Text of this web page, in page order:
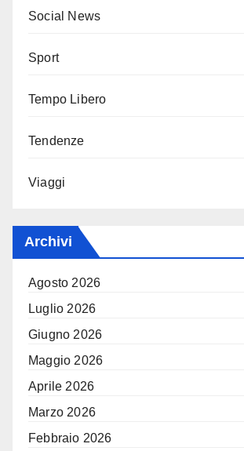
Social News
Sport
Tempo Libero
Tendenze
Viaggi
Archivi
Agosto 2026
Luglio 2026
Giugno 2026
Maggio 2026
Aprile 2026
Marzo 2026
Febbraio 2026